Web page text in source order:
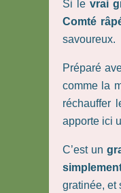
Si levrai
Comté
savoureux.
Préparé
comme la
réchauffer
apporte ici
C’est un
gratinée, et